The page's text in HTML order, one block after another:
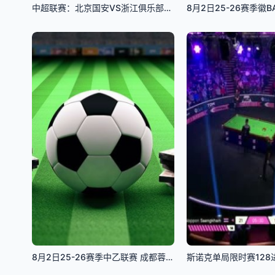
中超联赛：北京国安VS浙江俱乐部绿城20260801 8月2日25-26赛季徽
8月2日25-26赛季中乙联赛 成都蓉城希拉谷VS厦门飞鹭